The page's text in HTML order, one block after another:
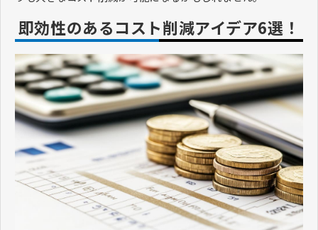
即効性のあるコスト削減アイデア6選！